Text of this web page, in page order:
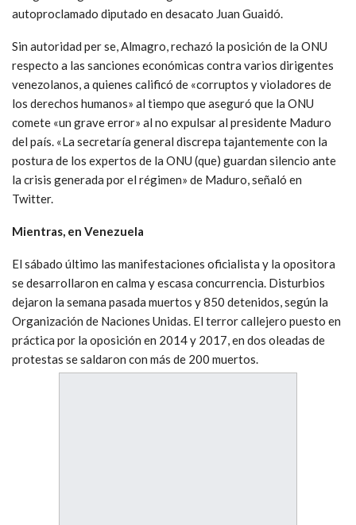
autoproclamado diputado en desacato Juan Guaidó.
Sin autoridad per se, Almagro, rechazó la posición de la ONU
respecto a las sanciones económicas contra varios dirigentes
venezolanos, a quienes calificó de «corruptos y violadores de
los derechos humanos» al tiempo que aseguró que la ONU
comete «un grave error» al no expulsar al presidente Maduro
del país. «La secretaría general discrepa tajantemente con la
postura de los expertos de la ONU (que) guardan silencio ante
la crisis generada por el régimen» de Maduro, señaló en
Twitter.
Mientras, en Venezuela
El sábado último las manifestaciones oficialista y la opositora
se desarrollaron en calma y escasa concurrencia. Disturbios
dejaron la semana pasada muertos y 850 detenidos, según la
Organización de Naciones Unidas. El terror callejero puesto en
práctica por la oposición en 2014 y 2017, en dos oleadas de
protestas se saldaron con más de 200 muertos.